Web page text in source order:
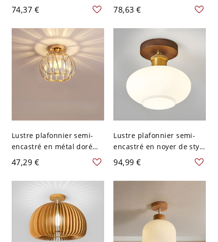
doré, 1 lumière,
LED/incandescent/fluores
cent avec abat-jour en
verre pour usage
résidentiel, 110V-120V,
lanterne
74,37 €
pour E26/E27
LED/Incandescent/Fluores
cent avec Abat-jour en
Cristal de Roche
Transparent dans un Style
Décontracté, 110V-120V,
Lanterne
78,63 €
Lustre plafonnier semi-
encastré en métal doré
simple et cristal de roche
transparent adapté pour
LED/incandescent/fluores
cent, électrique câblé
direct, 110V-120V
47,29 €
Lustre plafonnier semi-
encastré en noyer de style
asiatique avec abat-jour
en verre blanc - 110 V-120
V 17,78 cm Hévéa
94,99 €